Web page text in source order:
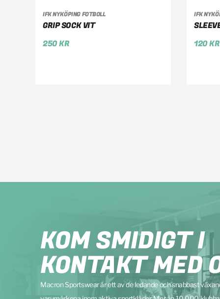
IFK NYKÖPING FOTBOLL
GRIP SOCK VIT
250KR
VÄLJ ALTERNATIV
IFK
120KR
KOM SMIDIGT I
KONTAKT MED
Macron Sportswear är ett av de ledande och snabbast